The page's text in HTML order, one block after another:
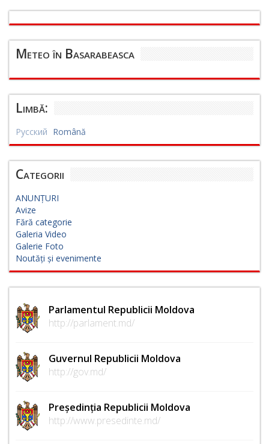
Meteo în Basarabeasca
Limbă:
Русский Română
Categorii
ANUNȚURI
Avize
Fără categorie
Galeria Video
Galerie Foto
Noutăți și evenimente
Parlamentul Republicii Moldova
http://parlament.md/
Guvernul Republicii Moldova
http://gov.md/
Președinția Republicii Moldova
http://www.presedinte.md/